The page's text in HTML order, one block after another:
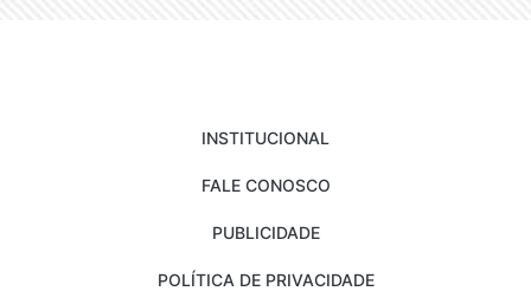
INSTITUCIONAL
FALE CONOSCO
PUBLICIDADE
POLÍTICA DE PRIVACIDADE